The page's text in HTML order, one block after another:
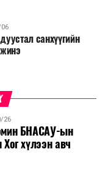
засгийн нөхцөл
эдгээр
юм.
санхүүгийн
26
БНАСАУ-ын
хүлээн авч